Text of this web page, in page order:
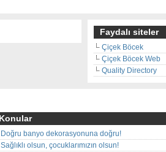
Faydalı siteler
Çiçek Böcek
Çiçek Böcek Web
Quality Directory
Konular
Doğru banyo dekorasyonuna doğru!
Sağlıklı olsun, çocuklarımızın olsun!